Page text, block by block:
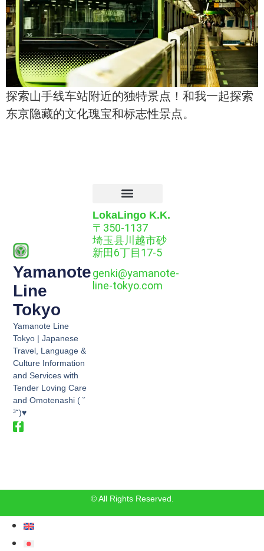
探索山手线车站附近的独特景点！和我一起探索
东京隐藏的文化瑰宝和标志性景点。
Yamanote
Line
Tokyo
Yamanote Line
Tokyo | Japanese
Travel, Language &
Culture Information
and Services with
Tender Loving Care
and Omotenashi ( ˘
³˘)♥
LokaLingo K.K.
〒350-1137
埼玉县川越市砂
新田6丁目17-5
genki@yamanote-
line-tokyo.com
© All Rights Reserved.